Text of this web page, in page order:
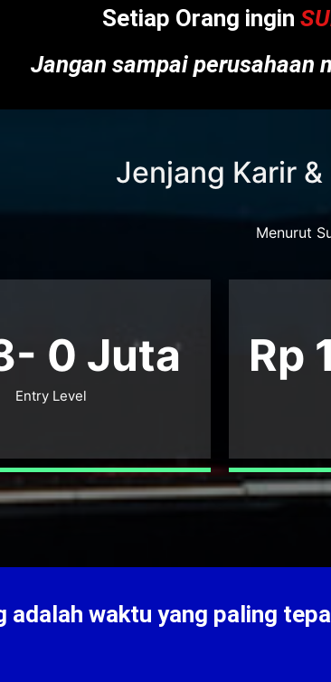
Setiap Orang ingin
Jangan sampai perusahaan
Jenjang Karir
Menurut
0 Juta
Entry Level
Rp
adalah waktu yang paling